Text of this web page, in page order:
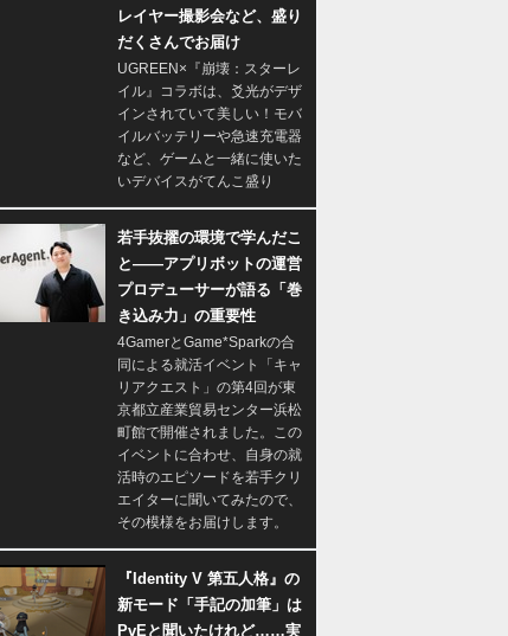
レイヤー撮影会など、盛り
だくさんでお届け
UGREEN×『崩壊：スターレ
イル』コラボは、爻光がデザ
インされていて美しい！モバ
イルバッテリーや急速充電器
など、ゲームと一緒に使いた
いデバイスがてんこ盛り
若手抜擢の環境で学んだこ
と――アプリボットの運営
プロデューサーが語る「巻
き込み力」の重要性
4GamerとGame*Sparkの合
同による就活イベント「キャ
リアクエスト」の第4回が東
京都立産業貿易センター浜松
町館で開催されました。この
イベントに合わせ、自身の就
活時のエピソードを若手クリ
エイターに聞いてみたので、
その模様をお届けします。
『Identity V 第五人格』の
新モード「手記の加筆」は
PvEと聞いたけれど……実